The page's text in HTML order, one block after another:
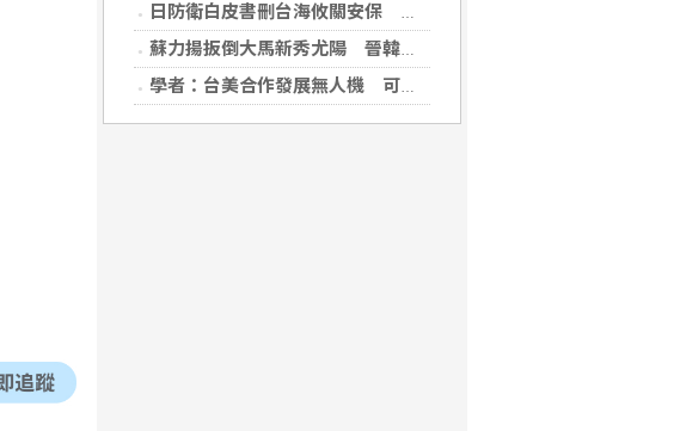
日防衛白皮書刪台海攸關安保 學者：未淡化中國威脅論述
蘇力揚扳倒大馬新秀尤陽 晉韓國羽球大師賽8強
學者：台美合作發展無人機 可降對中依賴強化嚇阻